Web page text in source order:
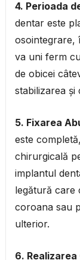
4. Perioada
dentar este
osointegrare,
va uni ferm
de obicei
stabilizarea și
5. Fixarea
este
chirurgicală
implantul
legătură care
coroana sau
ulterior.
6.